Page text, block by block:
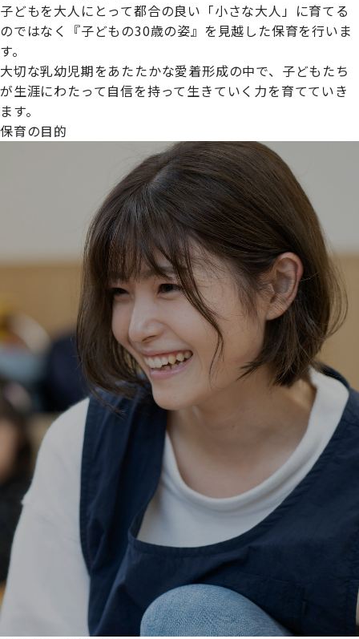
プライムスターほいくえんグループは女性が安心して働き
続けられる環境づくりに取り組んでおり、厚生労働省の
【えるぼし認定(☆☆)】
子どもを大人にとって都合の良い「小さな大人」に育てる
のではなく『子どもの30歳の姿』を見越した保育を行いま
す。
大切な乳幼児期をあたたかな愛着形成の中で、子どもたち
が生涯にわたって自信を持って生きていく力を育てていき
ます。
保育の目的